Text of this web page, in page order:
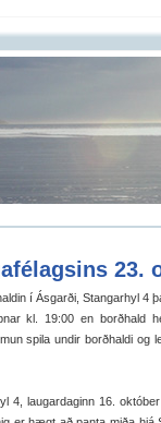
23.
í Ásgarði, Stangarhyl 4
kl. 19:00 en borðhald
spila undir borðhaldi og
4, laugardaginn 16.